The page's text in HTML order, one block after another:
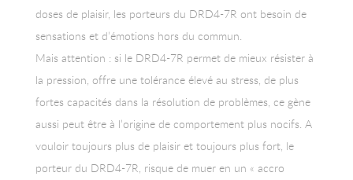
doses de plaisir, les porteurs du DRD4-7R ont besoin de
sensations et d’émotions hors du commun.
Mais attention : si le DRD4-7R permet de mieux résister à
la pression, offre une tolérance élevé au stress, de plus
fortes capacités dans la résolution de problèmes, ce gène
aussi peut être à l’origine de comportement plus nocifs. A
vouloir toujours plus de plaisir et toujours plus fort, le
porteur du DRD4-7R, risque de muer en un « accro